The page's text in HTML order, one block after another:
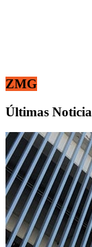
ZMG
Últimas